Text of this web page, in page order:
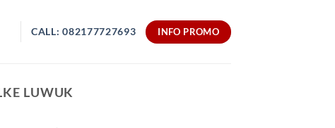
CALL: 082177727693 INFO PROMO
LUWUK